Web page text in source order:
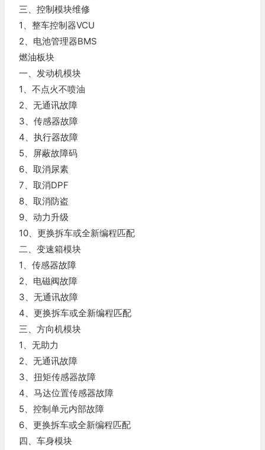
三、控制模块维修
1、整车控制器VCU
2、电池管理器BMS
燃油板块
一、发动机模块
1、不点火不喷油
2、无通讯故障
3、传感器故障
4、执行器故障
5、屏蔽故障码
6、取消尿素
7、取消DPF
8、取消防盗
9、动力升级
10、更换拆车或全新编程匹配
二、变速箱模块
1、传感器故障
2、电磁阀故障
3、无通讯故障
4、更换拆车或全新编程匹配
三、方向机模块
1、无助力
2、无通讯故障
3、扭矩传感器故障
4、马达位置传感器故障
5、控制单元内部故障
6、更换拆车或全新编程匹配
四、车身模块